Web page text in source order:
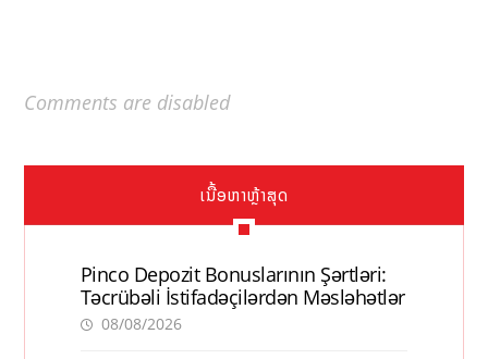
Comments are disabled
ເນື້ອຫາຫຼ້າສຸດ
Pinco Depozit Bonuslarının Şərtləri:
Təcrübəli İstifadəçilərdən Məsləhətlər
08/08/2026